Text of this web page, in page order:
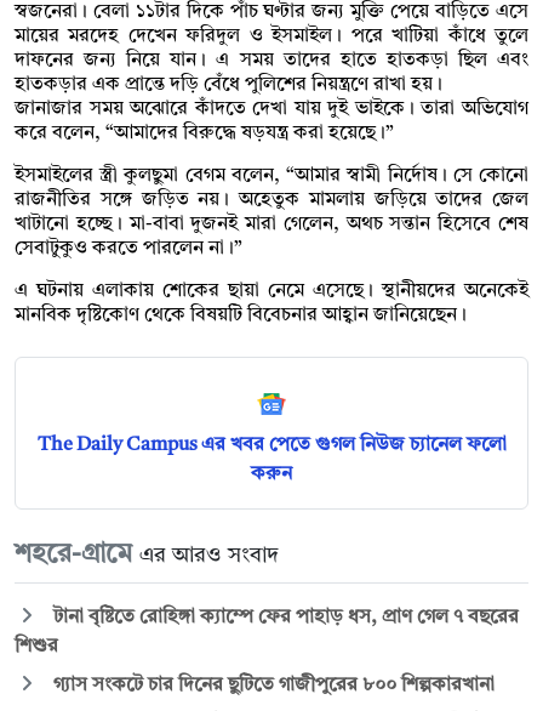
স্বজনেরা। বেলা ১১টার দিকে পাঁচ ঘণ্টার জন্য মুক্তি পেয়ে বাড়িতে এসে
মায়ের মরদেহ দেখেন ফরিদুল ও ইসমাইল। পরে খাটিয়া কাঁধে তুলে
দাফনের জন্য নিয়ে যান। এ সময় তাদের হাতে হাতকড়া ছিল এবং
হাতকড়ার এক প্রান্তে দড়ি বেঁধে পুলিশের নিয়ন্ত্রণে রাখা হয়।
জানাজার সময় অঝোরে কাঁদতে দেখা যায় দুই ভাইকে। তারা অভিযোগ
করে বলেন, “আমাদের বিরুদ্ধে ষড়যন্ত্র করা হয়েছে।”
ইসমাইলের স্ত্রী কুলছুমা বেগম বলেন, “আমার স্বামী নির্দোষ। সে কোনো
রাজনীতির সঙ্গে জড়িত নয়। অহেতুক মামলায় জড়িয়ে তাদের জেল
খাটানো হচ্ছে। মা-বাবা দুজনই মারা গেলেন, অথচ সন্তান হিসেবে শেষ
সেবাটুকুও করতে পারলেন না।”
এ ঘটনায় এলাকায় শোকের ছায়া নেমে এসেছে। স্থানীয়দের অনেকেই
মানবিক দৃষ্টিকোণ থেকে বিষয়টি বিবেচনার আহ্বান জানিয়েছেন।
The Daily Campus এর খবর পেতে গুগল নিউজ চ্যানেল ফলো
করুন
শহরে-গ্রামে এর আরও সংবাদ
টানা বৃষ্টিতে রোহিঙ্গা ক্যাম্পে ফের পাহাড় ধস, প্রাণ গেল ৭ বছরের
শিশুর
গ্যাস সংকটে চার দিনের ছুটিতে গাজীপুরের ৮০০ শিল্পকারখানা